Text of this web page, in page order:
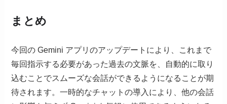
まとめ
今回の Gemini アプリのアップデートにより、これまで
毎回指示する必要があった過去の文脈を、自動的に取り
込むことでスムーズな会話ができるようになることが期
待されます。一時的なチャットの導入により、他の会話